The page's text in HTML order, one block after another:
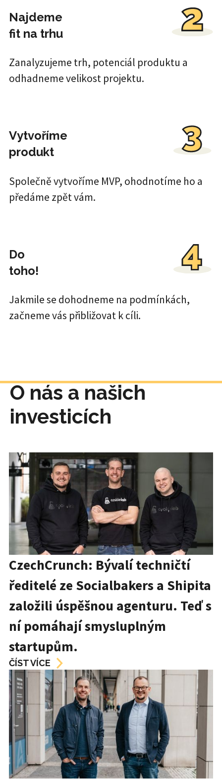
Najdeme
fit na trhu
Zanalyzujeme trh, potenciál produktu a
odhadneme velikost projektu.
Vytvoříme
produkt
Společně vytvoříme MVP, ohodnotíme ho a
předáme zpět vám.
Do
toho!
Jakmile se dohodneme na podmínkách,
začneme vás přibližovat k cíli.
O nás a našich
investicích
CzechCrunch: Bývalí techničtí
ředitelé ze Socialbakers a Shipita
založili úspěšnou agenturu. Teď s
ní pomáhají smysluplným
startupům.
ČÍST VÍCE